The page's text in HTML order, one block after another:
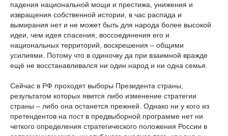
падения национальной мощи и престижа, унижения и
извращения собственной истории, в час распада и
вымирания нет и не может быть для народа более высокой
идеи, чем идея спасения, воссоединения его и
национальных территорий, воскрешения – общими
усилиями. Потому что в одиночку да при взаимной вражде
ещё не восстанавливался ни один народ и ни одна семья.
Сейчас в РФ проходят выборы Президента страны,
результатом которых явится либо изменение стратегии
страны – либо она останется прежней. Однако ни у кого из
претендентов на пост в предвыборной программе нет ни
четкого определения стратегического положения России в